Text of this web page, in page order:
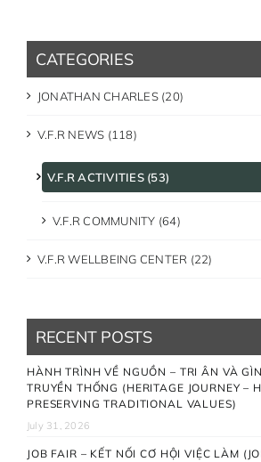
CATEGORIES
JONATHAN CHARLES (20)
V.F.R NEWS (118)
V.F.R ACTIVITIES (53)
V.F.R COMMUNITY (64)
V.F.R WELLBEING CENTER (22)
RECENT POSTS
HÀNH TRÌNH VỀ NGUỒN – TRI ÂN VÀ
TRUYỀN THỐNG (HERITAGE JOURNEY –
PRESERVING TRADITIONAL VALUES)
July 31, 2026
JOB FAIR – KẾT NỐI CƠ HỘI VIỆC LÀM